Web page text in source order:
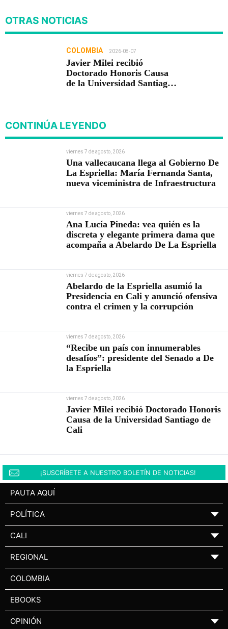
OTRAS NOTICIAS
COLOMBIA 2026-08-07
Javier Milei recibió
Doctorado Honoris Causa
de la Universidad Santiago
CONTINÚA LEYENDO
viernes 7 de agosto, 2026
Una vallecaucana llega al Gobierno De
La Espriella: María Fernanda Santa,
nueva viceministra de Infraestructura
viernes 7 de agosto, 2026
Ana Lucía Pineda: vea quién es la
discreta y elegante primera dama que
acompaña a Abelardo De La Espriella
viernes 7 de agosto, 2026
Abelardo de la Espriella asumió la
Presidencia en Cali y anunció ofensiva
contra el crimen y la corrupción
viernes 7 de agosto, 2026
“Recibe un país con innumerables
desafíos”: presidente del Senado a De
la Espriella
viernes 7 de agosto, 2026
Javier Milei recibió Doctorado Honoris
Causa de la Universidad Santiago de
Cali
¡SUSCRÍBETE A NUESTRO BOLETÍN DE NOTICIAS!
PAUTA AQUÍ
POLÍTICA ▼
CALI ▼
REGIONAL ▼
COLOMBIA
EBOOKS
OPINIÓN ▼